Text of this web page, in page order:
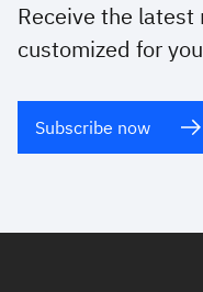
Receive the
customized for
Subscribe now